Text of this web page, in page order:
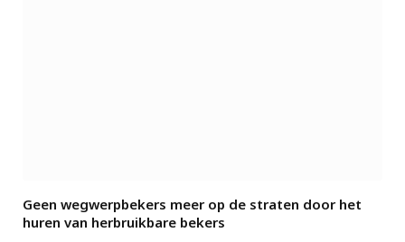
Geen wegwerpbekers meer op de straten door het
huren van herbruikbare bekers